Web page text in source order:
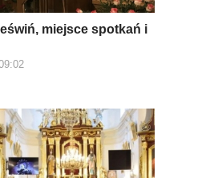
miejsce spotkań i